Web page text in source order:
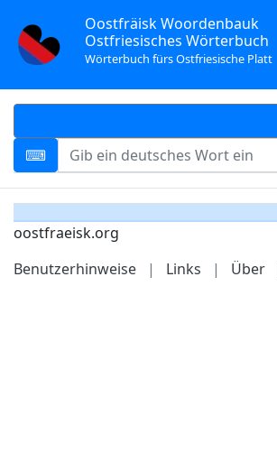
Oostfräisk Woordenbauk
Ostfriesisches Wörterbuch
Wörterbuch fürs Ostfriesische Platt
oostfraeisk.org
Benutzerhinweise
| Links | Über